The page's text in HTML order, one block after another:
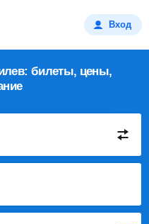
Вход
билеты, цены,